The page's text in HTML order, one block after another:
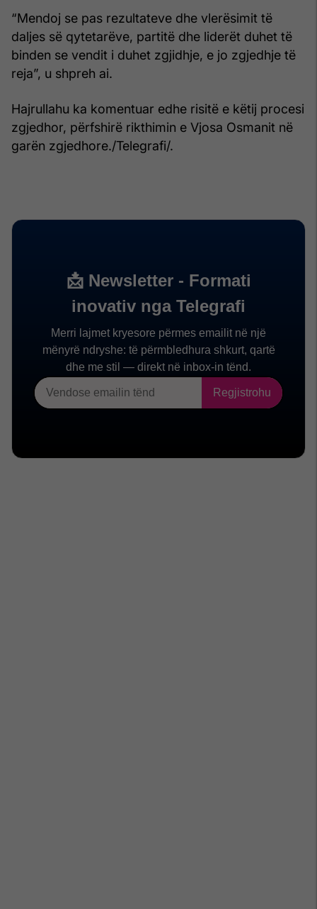
“Mendoj se pas rezultateve dhe vlerësimit të
daljes së qytetarëve, partitë dhe liderët duhet të
binden se vendit i duhet zgjidhje, e jo zgjedhje të
reja”, u shpreh ai.
Hajrullahu ka komentuar edhe risitë e këtij procesi
zgjedhor, përfshirë rikthimin e Vjosa Osmanit në
garën zgjedhore./Telegrafi/.